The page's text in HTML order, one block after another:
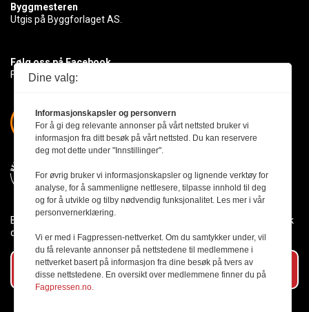
Byggmesteren
Utgis på Byggforlaget AS.
Følg oss på Facebook
Få med deg det siste innen byggebransjen
Byggmesteren følger Vær Varsom-plakaten og presseetikken slik
den er nedfelt i Redaktørplakaten.
Abonner på vårt nyhetsbrev
Dine valg:
Informasjonskapsler og personvern
For å gi deg relevante annonser på vårt nettsted bruker vi
informasjon fra ditt besøk på vårt nettsted. Du kan reservere
deg mot dette under "Innstillinger".
For øvrig bruker vi informasjonskapsler og lignende verktøy for
analyse, for å sammenligne nettlesere, tilpasse innhold til deg
og for å utvikle og tilby nødvendig funksjonalitet. Les mer i vår
personvernerklæring.
Vi er med i Fagpressen-nettverket. Om du samtykker under, vil
du få relevante annonser på nettstedene til medlemmene i
nettverket basert på informasjon fra dine besøk på tvers av
disse nettstedene. En oversikt over medlemmene finner du på
Fagpressen.no.